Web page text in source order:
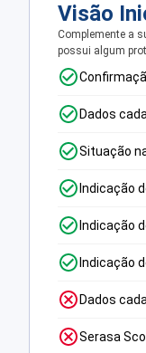
Visão
Complemente a
possui algum
Dados
Situação
Indicação
Indicação
Indicação
Dados
Serasa